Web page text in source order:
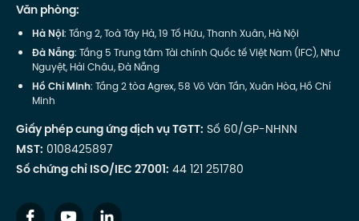
Văn phòng:
Hà Nội: Tầng 2, Toà Tây Hà, 19 Tố Hữu, Thanh Xuân, Hà Nội
Đà Nẵng: Tầng 5 Trung tâm Tài chính Quốc tế Việt Nam (IFC), Như
Nguyệt, Hải Châu, Đà Nẵng
Hồ Chí Minh: Tầng 2 tòa Agrex, 58 Võ Văn Tần, Xuân Hòa, Hồ Chí
Minh
Giấy phép cung ứng dịch vụ TGTT: Số 60/GP-NHNN
MST: 0108425897
Số chứng chỉ ISO/IEC 27001: 44 121 251780